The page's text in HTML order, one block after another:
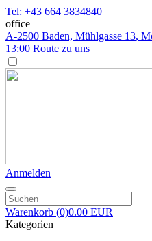
Tel: +43 664 3834840
office
A-2500 Baden, Mühlgasse 13,
13:00 Route zu uns
Anmelden
Warenkorb (0)0.00 EUR
Kategorien